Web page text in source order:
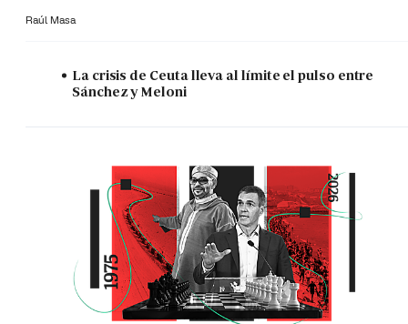
Raúl Masa
La crisis de Ceuta lleva al límite el pulso entre
Sánchez y Meloni